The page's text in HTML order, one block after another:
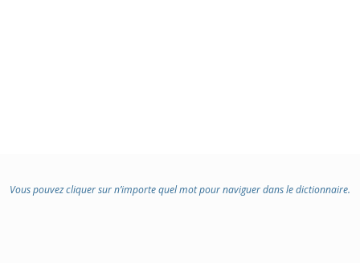
Vous pouvez cliquer sur n’importe quel mot pour naviguer dans le dictionnaire.